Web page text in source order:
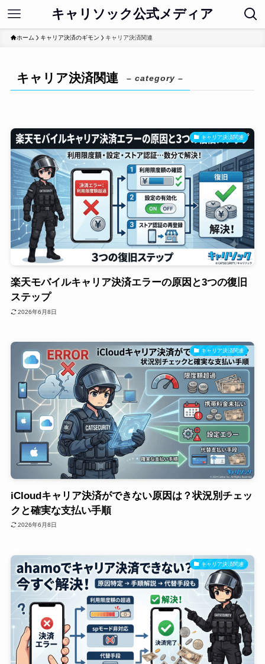
キャリソック公式メディア
ホーム キャリア決済のギモン キャリア決済関連
キャリア決済関連 – category –
キャリア決済関連
楽天モバイルキャリア決済エラーの原因と3つの復旧
ステップ
2026年6月8日
キャリア決済関連
iCloudキャリア決済ができない原因は？状況別チェッ
クと確実な支払い手順
2026年6月8日
キャリア決済関連